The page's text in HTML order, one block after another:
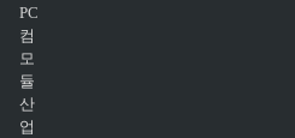
PC
컴
모
듈
산
업